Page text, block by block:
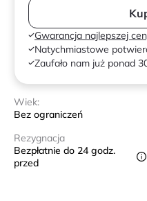
Gwarancja najlepszej
Natychmiastowe
Zaufało nam już ponad
Wiek:
Bez ograniczeń
Rezygnacja
Bezpłatnie do 24 godz.
przed